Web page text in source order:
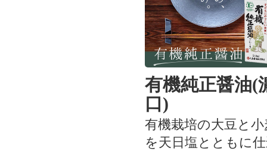
有機純正醤油(
口)
有機栽培の大豆と小
を天日塩とともに